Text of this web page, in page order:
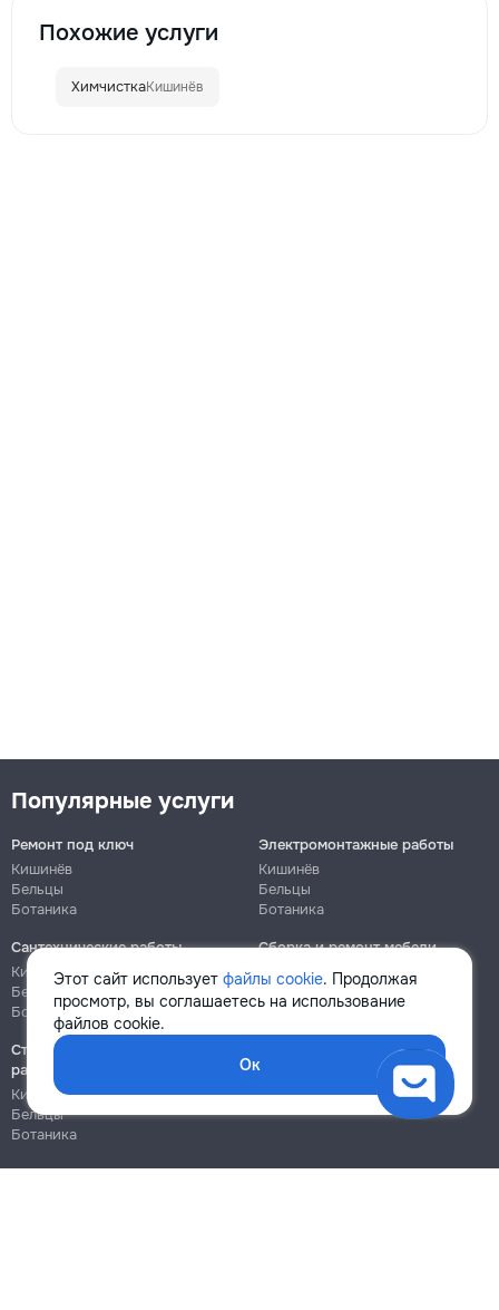
Похожие услуги
ХимчисткаКишинёв
Этот сайт использует файлы cookie. Продолжая
просмотр, вы соглашаетесь на использование
файлов cookie.
Ок
Популярные услуги
Ремонт под ключ
Кишинёв
Бельцы
Ботаника
Электромонтажные работы
Кишинёв
Бельцы
Ботаника
Сантехнические работы
Кишинёв
Бельцы
Ботаника
Сборка и ремонт мебели
Кишинёв
Ботаника
Строительно-монтажные
работы
Кишинёв
Бельцы
Ботаника